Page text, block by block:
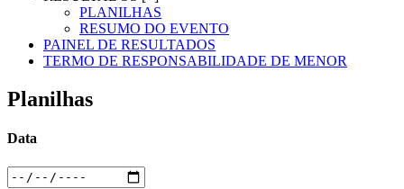
PLANILHAS
RESUMO DO EVENTO
PAINEL DE RESULTADOS
TERMO DE RESPONSABILIDADE DE MENOR
Planilhas
Data